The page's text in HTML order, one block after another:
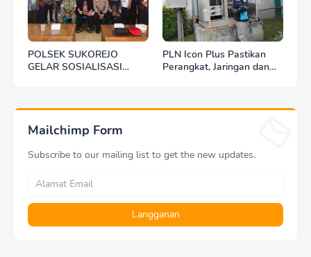
POLSEK SUKOREJO
GELAR SOSIALISASI
PLN Icon Plus Pastikan
Perangkat, Jaringan dan
Mailchimp Form
Subscribe to our mailing list to get the new updates.